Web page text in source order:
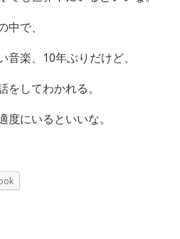
で、
楽、10年ぶりだけど、
してわかれる。
にいるといいな。